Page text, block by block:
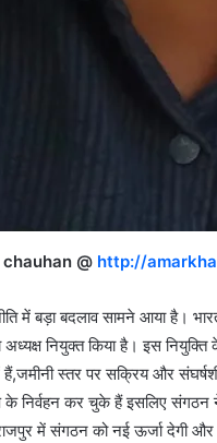
@ http://
में बड़ा बदलाव सामने आया है।
नियुक्त किया है। इस
हैं,जमीनी स्तर पर सक्रिय और
कर चुके हैं इसलिए संगठन ने
में संगठन को नई ऊर्जा देगी